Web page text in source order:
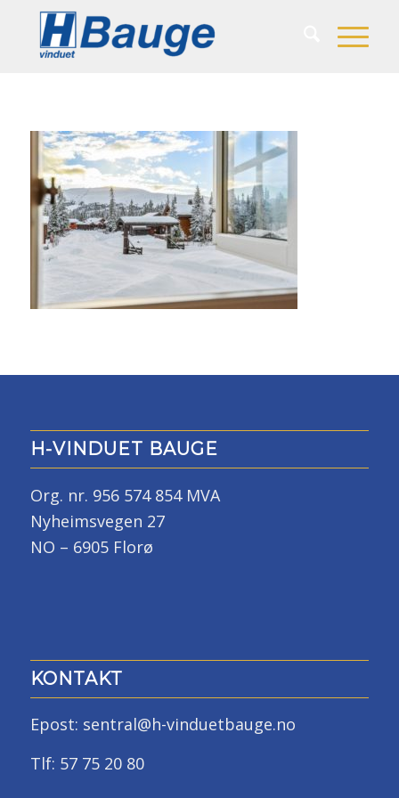
H-VINDUET BAUGE
Org. nr. 956 574 854 MVA
Nyheimsvegen 27
NO – 6905 Florø
KONTAKT
Epost: sentral@h-vinduetbauge.no
Tlf: 57 75 20 80